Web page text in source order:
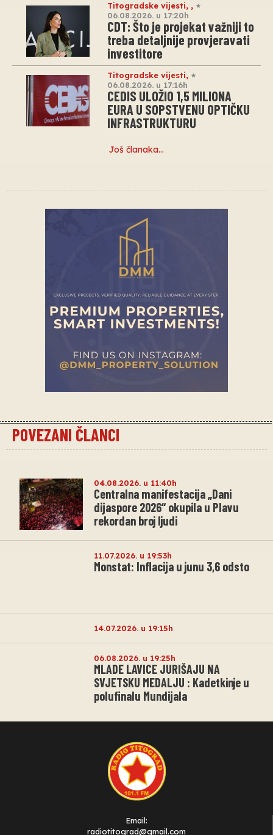
Titogradske vijesti, ,
06.08.2026. u 17:20h
CDT: Što je projekat važniji to
treba detaljnije provjeravati
investitore
Titogradske vijesti,
06.08.2026. u 17:16h
CEDIS ULOŽIO 1,5 MILIONA
EURA U SOPSTVENU OPTIČKU
INFRASTRUKTURU
Još članaka…
POVEZANI ČLANCI
04.08.2026. u 11:40h
Centralna manifestacija „Dani
dijaspore 2026“ okupila u Plavu
rekordan broj ljudi
11.07.2026. u 19:53h
Monstat: Inflacija u junu 3,6 odsto
14.07.2026. u 19:15h
06.08.2026. u 19:25h
MLADE LAVICE JURIŠAJU NA
SVJETSKU MEDALJU : Kadetkinje u
polufinalu Mundijala
Email:
radiotitograd@gmail.com